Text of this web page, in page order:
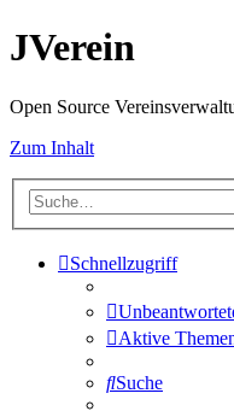
JVerein
Open Source
Zum Inhalt
Schnellzugriff
Aktive
Suche